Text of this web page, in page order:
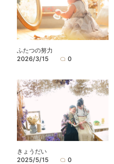
ふたつの努力
2026/3/15
0
きょうだい
2025/5/15
0